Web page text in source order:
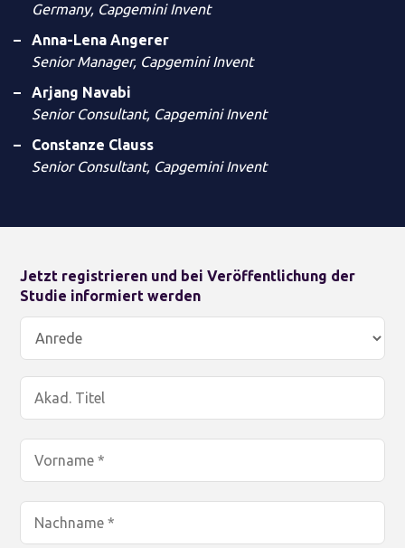
Germany, Capgemini Invent
Anna-Lena Angerer
Senior Manager, Capgemini Invent
Arjang Navabi
Senior Consultant, Capgemini Invent
Constanze Clauss
Senior Consultant, Capgemini Invent
Jetzt registrieren und bei Veröffentlichung der
Studie informiert werden